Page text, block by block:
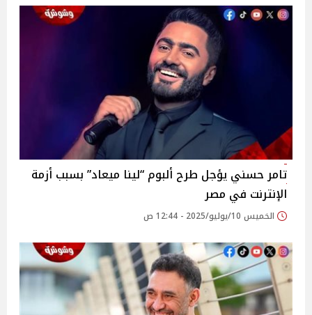
تامر حسني يؤجل طرح ألبوم “لينا ميعاد” بسبب أزمة
الإنترنت في مصر
الخميس 10/يوليو/2025 - 12:44 ص